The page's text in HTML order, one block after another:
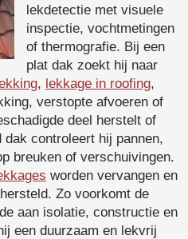
lekdetectie met visuele
inspectie, vochtmetingen
of thermografie. Bij een
plat dak zoekt hij naar
, lekkage in roofing,
verstopte afvoeren of
deel herstelt of
controleert hij pannen,
breuken of verschuivingen.
worden vervangen en
Zo voorkomt de
aan isolatie, constructie en
een duurzaam en lekvrij